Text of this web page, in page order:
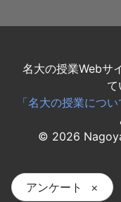
アンケート ×
名大の授業Webサ
て
「名大の授業につい
© 2026